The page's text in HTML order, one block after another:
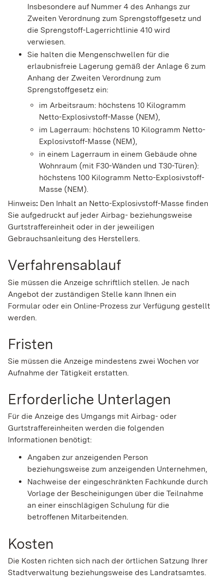
Insbesondere auf Nummer 4 des Anhangs zur
Zweiten Verordnung zum Sprengstoffgesetz und
die Sprengstoff-Lagerrichtlinie 410 wird
verwiesen.
Sie halten die Mengenschwellen für die
erlaubnisfreie Lagerung gemäß der Anlage 6 zum
Anhang der Zweiten Verordnung zum
Sprengstoffgesetz ein:
im Arbeitsraum: höchstens 10 Kilogramm
Netto-Explosivstoff-Masse (NEM),
im Lagerraum: höchstens 10 Kilogramm Netto-
Explosivstoff-Masse (NEM),
in einem Lagerraum in einem Gebäude ohne
Wohnraum (mit F30-Wänden und T30-Türen):
höchstens 100 Kilogramm Netto-Explosivstoff-
Masse (NEM).
Hinweis: Den Inhalt an Netto-Explosivstoff-Masse finden
Sie aufgedruckt auf jeder Airbag- beziehungsweise
Gurtstraffereinheit oder in der jeweiligen
Gebrauchsanleitung des Herstellers.
Verfahrensablauf
Sie müssen die Anzeige schriftlich stellen. Je nach
Angebot der zuständigen Stelle kann Ihnen ein
Formular oder ein Online-Prozess zur Verfügung gestellt
werden.
Fristen
Sie müssen die Anzeige mindestens zwei Wochen vor
Aufnahme der Tätigkeit erstatten.
Erforderliche Unterlagen
Für die Anzeige des Umgangs mit Airbag- oder
Gurtstraffereinheiten werden die folgenden
Informationen benötigt:
Angaben zur anzeigenden Person
beziehungsweise zum anzeigenden Unternehmen,
Nachweise der eingeschränkten Fachkunde durch
Vorlage der Bescheinigungen über die Teilnahme
an einer einschlägigen Schulung für die
betroffenen Mitarbeitenden.
Kosten
Die Kosten richten sich nach der örtlichen Satzung Ihrer
Stadtverwaltung beziehungsweise des Landratsamtes.